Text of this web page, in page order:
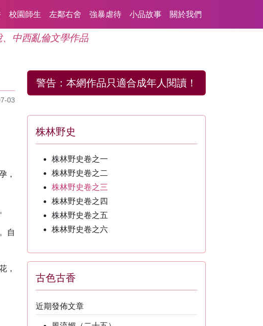
校園師生 左鄰右舍 強暴虐待 小品故事 關於我們
中西亂倫文學作品
警告： 本網作品只適合成年人閱讀！
03
，
自
，
株林野史
株林野史卷之一
株林野史卷之二
株林野史卷之三
株林野史卷之四
株林野史卷之五
株林野史卷之六
古色古香
近期發佈文章